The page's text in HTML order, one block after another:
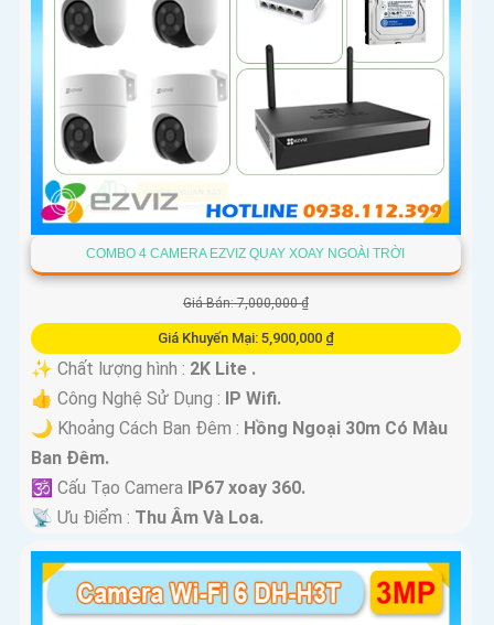
COMBO 4 CAMERA EZVIZ QUAY XOAY NGOÀI TRỜI
Giá Bán: 7,000,000 ₫
Giá Khuyến Mại: 5,900,000 ₫
✨ Chất lượng hình : 2K Lite .
👍 Công Nghệ Sử Dụng : IP Wifi.
🌙 Khoảng Cách Ban Đêm : Hồng Ngoại 30m Có Màu
Ban Ðêm.
🕉️ Cấu Tạo Camera IP67 xoay 360.
️📡 Ưu Điểm : Thu Âm Và Loa.